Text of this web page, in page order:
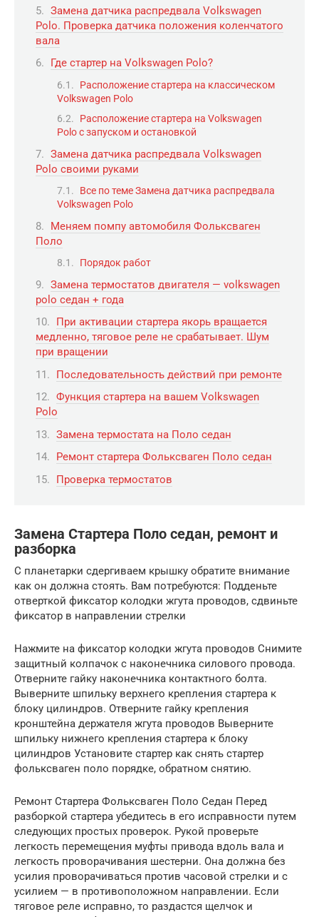
Замена датчика распредвала Volkswagen
Polo. Проверка датчика положения коленчатого
вала
Где стартер на Volkswagen Polo?
Расположение стартера на классическом
Volkswagen Polo
Расположение стартера на Volkswagen
Polo с запуском и остановкой
Замена датчика распредвала Volkswagen
Polo своими руками
Все по теме Замена датчика распредвала
Volkswagen Polo
Меняем помпу автомобиля Фольксваген
Поло
Порядок работ
Замена термостатов двигателя — volkswagen
polo седан + года
При активации стартера якорь вращается
медленно, тяговое реле не срабатывает. Шум
при вращении
Последовательность действий при ремонте
Функция стартера на вашем Volkswagen
Polo
Замена термостата на Поло седан
Ремонт стартера Фольксваген Поло седан
Проверка термостатов
Замена Стартера Поло седан, ремонт и
разборка
С планетарки сдергиваем крышку обратите внимание
как он должна стоять. Вам потребуются: Подденьте
отверткой фиксатор колодки жгута проводов, сдвиньте
фиксатор в направлении стрелки
Нажмите на фиксатор колодки жгута проводов Снимите
защитный колпачок с наконечника силового провода.
Отверните гайку наконечника контактного болта.
Выверните шпильку верхнего крепления стартера к
блоку цилиндров. Отверните гайку крепления
кронштейна держателя жгута проводов Выверните
шпильку нижнего крепления стартера к блоку
цилиндров Установите стартер как снять стартер
фольксваген поло порядке, обратном снятию.
Ремонт Стартера Фольксваген Поло Седан Перед
разборкой стартера убедитесь в его исправности путем
следующих простых проверок. Рукой проверьте
легкость перемещения муфты привода вдоль вала и
легкость проворачивания шестерни. Она должна без
усилия проворачиваться против часовой стрелки и с
усилием — в противоположном направлении. Если
тяговое реле исправно, то раздастся щелчок и